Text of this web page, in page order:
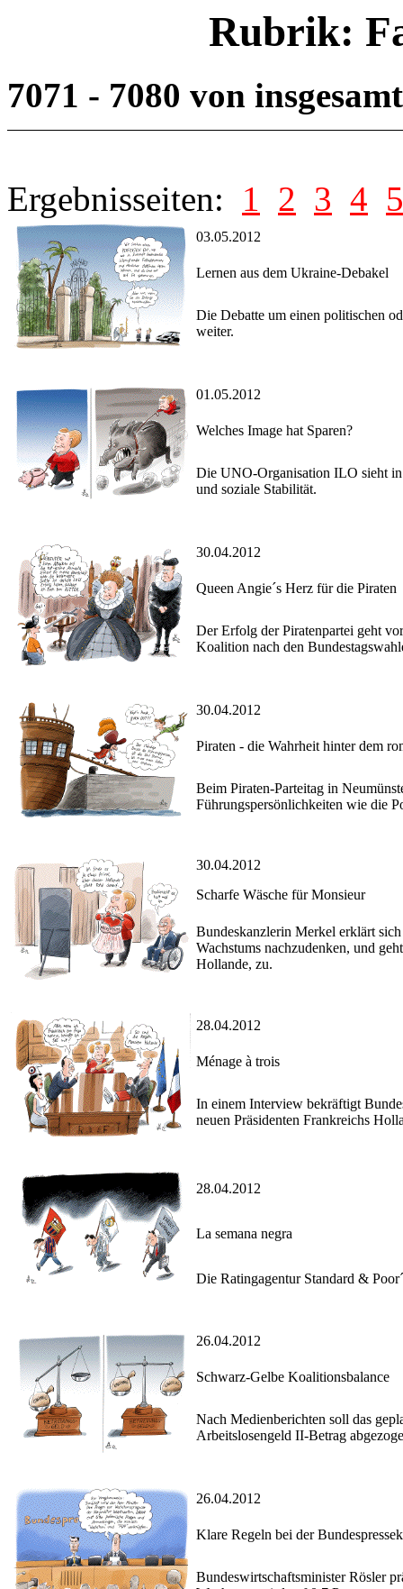
Rubrik:
7071 - 7080 von
Ergebnisseiten: 1 2 3 4 5
03.05.2012
Lernen aus dem Ukraine-Debakel
Die Debatte um einen politischen
weiter.
01.05.2012
Welches Image hat Sparen?
Die UNO-Organisation ILO sieht in
und soziale Stabilität.
30.04.2012
Queen Angie´s Herz für die Piraten
Der Erfolg der Piratenpartei geht
Koalition nach den
30.04.2012
Piraten - die Wahrheit hinter dem
Beim Piraten-Parteitag in
Führungspersönlichkeiten wie die
30.04.2012
Scharfe Wäsche für Monsieur
Bundeskanzlerin Merkel erklärt
Wachstums nachzudenken, und
Hollande, zu.
28.04.2012
Ménage à trois
In einem Interview bekräftigt
neuen Präsidenten Frankreichs
28.04.2012
La semana negra
Die Ratingagentur Standard &
26.04.2012
Schwarz-Gelbe Koalitionsbalance
Nach Medienberichten soll das
Arbeitslosengeld II-Betrag
26.04.2012
Klare Regeln bei der
Bundeswirtschaftsminister Rösler